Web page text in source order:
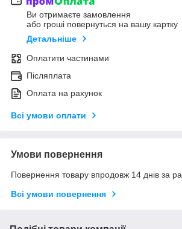
Ви отримаєте замовлення
або гроші повернуться на вашу картку
Детальніше
Оплатити частинами
Післяплата
Оплата на рахунок
Всі умови оплати
Умови повернення
Повернення товару впродовж 14 днів за
Всі умови повернення